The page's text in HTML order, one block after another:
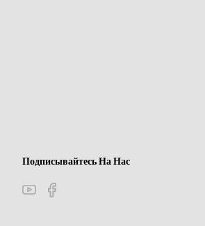
Подписывайтесь На Нас